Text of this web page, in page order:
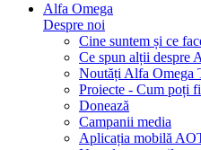
Alfa Omega
Despre noi
Cine suntem și ce
Ce spun alții despre
Noutăți Alfa Omega
Proiecte - Cum poți
Donează
Campanii media
Aplicația mobilă